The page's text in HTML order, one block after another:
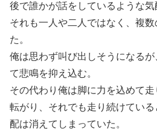
後で誰かが話をしているような気
それも一人や二人ではなく、複
た。
俺は思わず叫び出しそうになるが
て悲鳴を抑え込む。
その代わり俺は脚に力を込めて
転がり、それでも走り続けてい
配は消えてしまっていた。